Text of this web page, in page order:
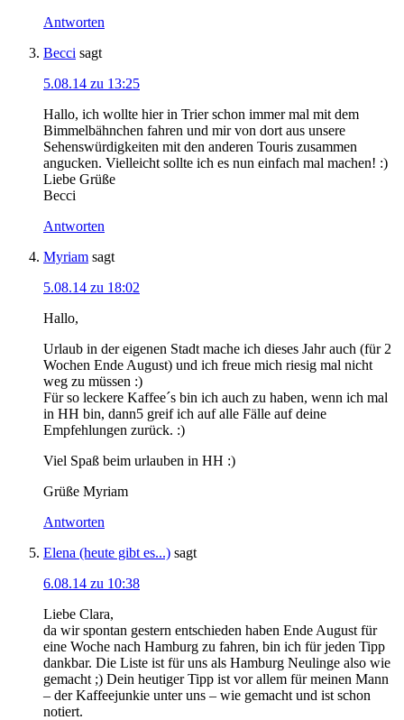
Antworten
Becci sagt
5.08.14 zu 13:25
Hallo, ich wollte hier in Trier schon immer mal mit dem
Bimmelbähnchen fahren und mir von dort aus unsere
Sehenswürdigkeiten mit den anderen Touris zusammen
angucken. Vielleicht sollte ich es nun einfach mal machen! :)
Liebe Grüße
Becci
Antworten
Myriam sagt
5.08.14 zu 18:02
Hallo,
Urlaub in der eigenen Stadt mache ich dieses Jahr auch (für 2
Wochen Ende August) und ich freue mich riesig mal nicht
weg zu müssen :)
Für so leckere Kaffee´s bin ich auch zu haben, wenn ich mal
in HH bin, dann5 greif ich auf alle Fälle auf deine
Empfehlungen zurück. :)
Viel Spaß beim urlauben in HH :)
Grüße Myriam
Antworten
Elena (heute gibt es...) sagt
6.08.14 zu 10:38
Liebe Clara,
da wir spontan gestern entschieden haben Ende August für
eine Woche nach Hamburg zu fahren, bin ich für jeden Tipp
dankbar. Die Liste ist für uns als Hamburg Neulinge also wie
gemacht ;) Dein heutiger Tipp ist vor allem für meinen Mann
– der Kaffeejunkie unter uns – wie gemacht und ist schon
notiert.